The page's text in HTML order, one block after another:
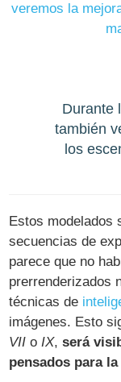
Durante
también
los
Estos modelados
secuencias de
parece que no
prerrenderizados
técnicas de
imágenes. Esto
VII o IX,será
pensados para